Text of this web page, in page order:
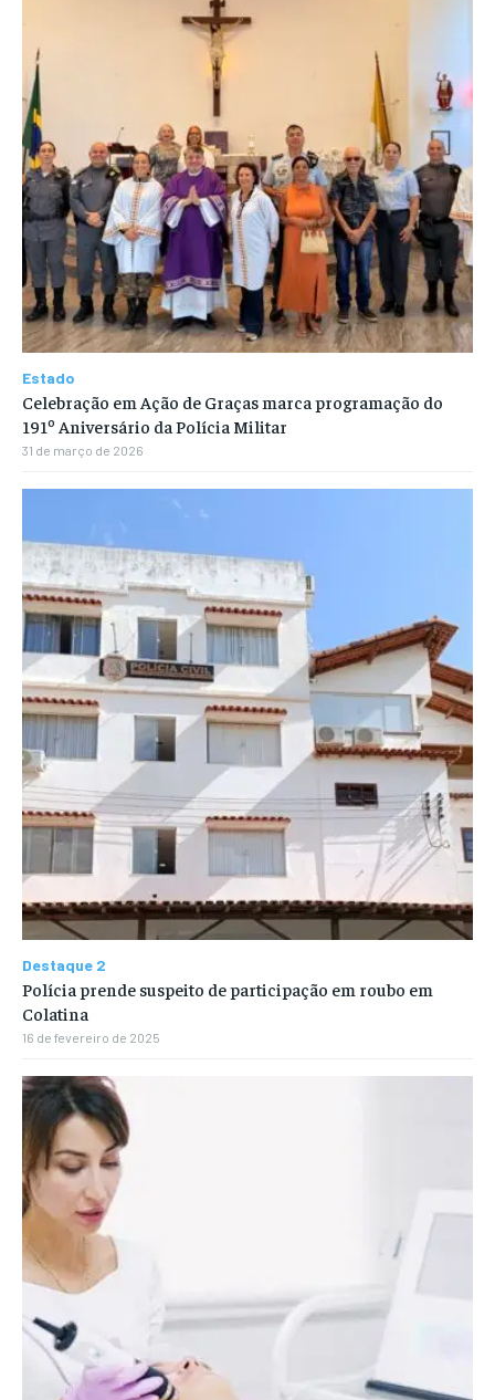
Estado
Celebração em Ação de Graças marca programação do
191º Aniversário da Polícia Militar
31 de março de 2026
Destaque 2
Polícia prende suspeito de participação em roubo em
Colatina
16 de fevereiro de 2025